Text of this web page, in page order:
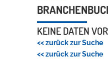
Kultur
Bildung
Willkommen in Hockenheim
KEINE DATEN
<< zurück zur Suche
<< zurück zur Suche